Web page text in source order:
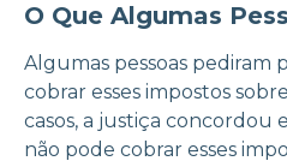
O Que Algumas
Algumas pessoas pediram
cobrar esses impostos
casos, a justiça concordou
não pode cobrar esses